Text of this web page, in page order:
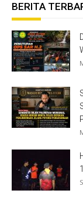
BERITA